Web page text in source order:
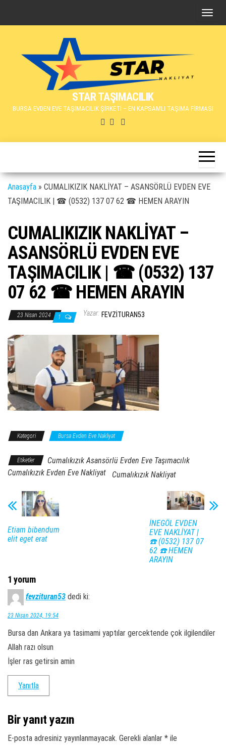
N
n
u
d
e
r
STAR TAŞIMACILIK
BURSA EVDEN EVE TAŞIMACILIK ŞİRKETİ – EN KAPSAMLI TAŞIMA FİRMASI
Anasayfa » CUMALIKIZIK NAKLİYAT – ASANSÖRLÜ EVDEN EVE
TAŞIMACILIK | ☎ (0532) 137 07 62 ☎ HEMEN ARAYIN
CUMALIKIZIK NAKLİYAT –
ASANSÖRLÜ EVDEN EVE
TAŞIMACILIK | ☎ (0532) 137
07 62 ☎ HEMEN ARAYIN
23 Nisan 2024 1 Yazar: FEVZITURAN53
Kategori Bursa Evden Eve Nakliyat
Etiketler
Cumalıkızık Asansörlü Evden Eve Taşımacılık
Cumalıkızık Evden Eve Nakliyat
Cumalıkızık Nakliyat
Etiam bibendum
elit eget erat
İNEGÖL EVDEN
EVE NAKLİYAT |
☎️ (0532) 137 07
62 ☎️ HEMEN
ARAYIN
1 yorum
fevzituran53 dedi ki:
23 Nisan 2024, 19:54
Bursa dan Ankara ya tasimami yaptılar gercektende çok ilgilendiler
Allah razı olsun
İşler ras getirsin amin
Yanıtla
Bir yanıt yazın
E-posta adresiniz yayınlanmayacak. Gerekli alanlar * ile